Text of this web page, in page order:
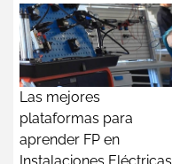
Las mejores
plataformas para
aprender FP en